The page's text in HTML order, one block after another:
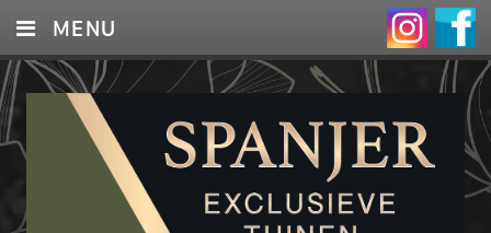
MENU
HOME
OVER ONS
DIENSTEN
PROJECTEN